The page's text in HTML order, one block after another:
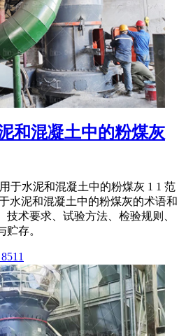
和混凝土中的粉煤灰
于水泥和混凝土中的粉煤灰 1 1 范
水泥和混凝土中的粉煤灰的术语和
技术要求、试验方法、检验规则、
贮存。